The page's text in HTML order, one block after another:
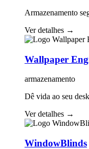
Armazenamento
Ver detalhes →
Wallpaper
armazenamento
Dê vida ao seu
Ver detalhes →
WindowBlinds